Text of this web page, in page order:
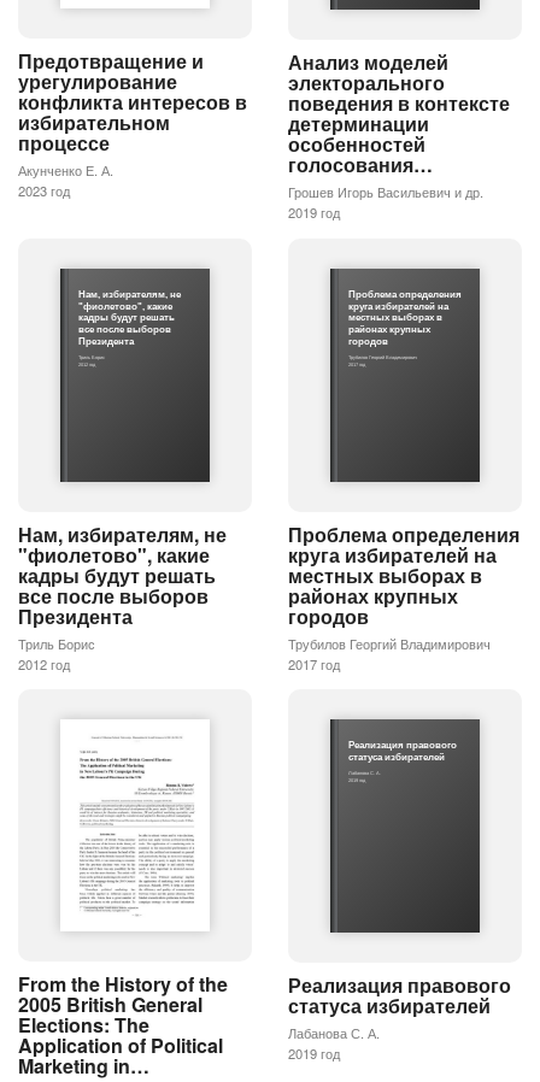
Предотвращение и
урегулирование
конфликта интересов в
избирательном
процессе
Акунченко Е. А.
2023 год
Анализ моделей
электорального
поведения в контексте
детерминации
особенностей
голосования…
Грошев Игорь Васильевич и др.
2019 год
Нам, избирателям, не
"фиолетово", какие
кадры будут решать
все после выборов
Президента
Триль Борис
2012 год
Нам, избирателям, не
"фиолетово", какие
кадры будут решать
все после выборов
Президента
Триль Борис
2012 год
Проблема определения
круга избирателей на
местных выборах в
районах крупных
городов
Трубилов Георгий Владимирович
2017 год
Проблема определения
круга избирателей на
местных выборах в
районах крупных
городов
Трубилов Георгий Владимирович
2017 год
From the History of the
2005 British General
Elections: The
Application of Political
Marketing in…
Реализация правового
статуса избирателей
Лабанова С. А.
2019 год
Реализация правового
статуса избирателей
Лабанова С. А.
2019 год